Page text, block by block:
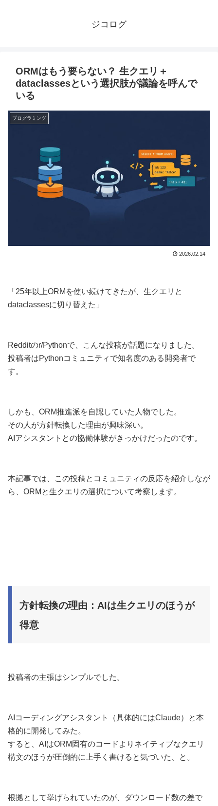
ジコログ
ORMはもう要らない？ 生クエリ＋
dataclassesという選択肢が議論を呼んで
いる
プログラミング
2026.02.14
「25年以上ORMを使い続けてきたが、生クエリと
dataclassesに切り替えた」
Redditのr/Pythonで、こんな投稿が話題になりました。
投稿者はPythonコミュニティで知名度のある開発者で
す。
しかも、ORM推進派を自認していた人物でした。
その人が方針転換した理由が興味深い。
AIアシスタントとの協働体験がきっかけだったのです。
本記事では、この投稿とコミュニティの反応を紹介しなが
ら、ORMと生クエリの選択について考察します。
方針転換の理由：AIは生クエリのほうが
得意
投稿者の主張はシンプルでした。
AIコーディングアシスタント（具体的にはClaude）と本
格的に開発してみた。
すると、AIはORM固有のコードよりネイティブなクエリ
構文のほうが圧倒的に上手く書けると気づいた、と。
根拠として挙げられていたのが、ダウンロード数の差で